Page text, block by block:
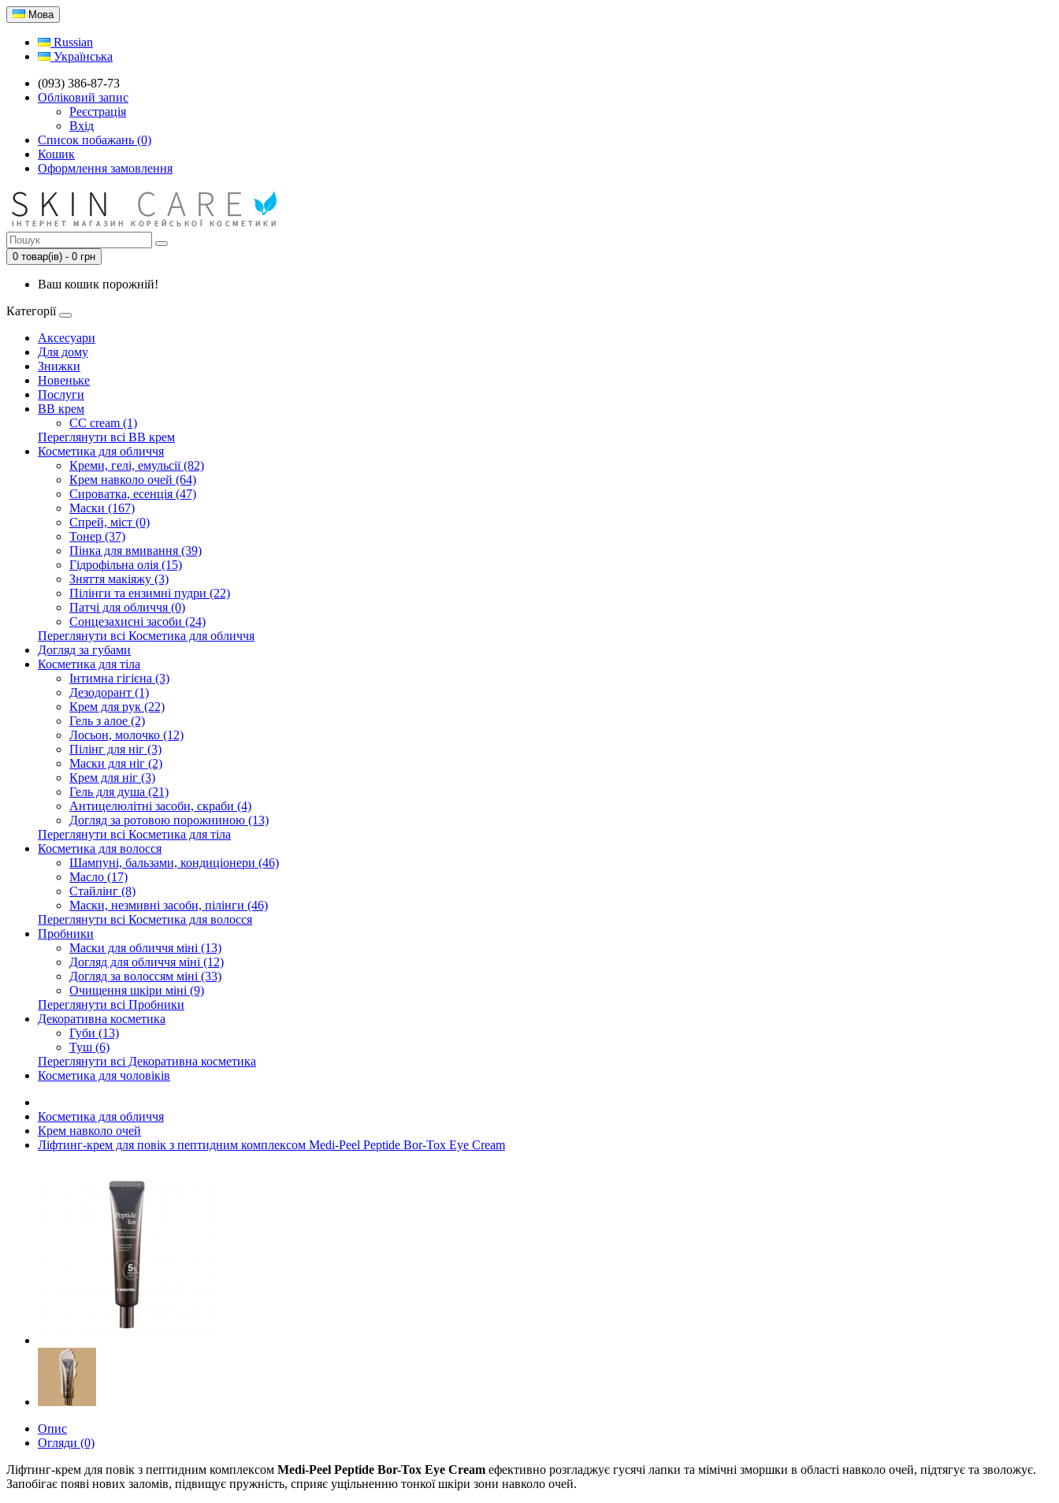
Мова
Russian
Українська
(093) 386-87-73
Обліковий запис
Реєстрація
Вхід
Список побажань (0)
Кошик
Оформлення замовлення
0 товар(ів) - 0 грн
Ваш кошик порожній!
Категорії
Аксесуари
Для дому
Знижки
Новеньке
Послуги
BB крем
CC cream (1)
Переглянути всі BB крем
Косметика для обличчя
Креми, гелі, емульсії (82)
Крем навколо очей (64)
Сироватка, есенція (47)
Маски (167)
Спрей, міст (0)
Тонер (37)
Пінка для вмивання (39)
Гідрофільна олія (15)
Зняття макіяжу (3)
Пілінги та ензимні пудри (22)
Патчі для обличчя (0)
Сонцезахисні засоби (24)
Переглянути всі Косметика для обличчя
Догляд за губами
Косметика для тіла
Інтимна гігієна (3)
Дезодорант (1)
Крем для рук (22)
Гель з алое (2)
Лосьон, молочко (12)
Пілінг для ніг (3)
Маски для ніг (2)
Крем для ніг (3)
Гель для душа (21)
Антицелюлітні засоби, скраби (4)
Догляд за ротовою порожниною (13)
Переглянути всі Косметика для тіла
Косметика для волосся
Шампуні, бальзами, кондиціонери (46)
Масло (17)
Стайлінг (8)
Маски, незмивні засоби, пілінги (46)
Переглянути всі Косметика для волосся
Пробники
Маски для обличчя міні (13)
Догляд для обличчя міні (12)
Догляд за волоссям міні (33)
Очищення шкіри міні (9)
Переглянути всі Пробники
Декоративна косметика
Губи (13)
Туш (6)
Переглянути всі Декоративна косметика
Косметика для чоловіків
Косметика для обличчя
Крем навколо очей
Ліфтинг-крем для повік з пептидним комплексом Medi-Peel Peptide Bor-Tox Eye Cream
Опис
Огляди (0)
Ліфтинг-крем для повік з пептидним комплексом Medi-Peel Peptide Bor-Tox Eye Cream ефективно розгладжує гусячі лапки та мімічні зморшки в області навколо очей, підтягує та зволожує.
Запобігає появі нових заломів, підвищує пружність, сприяє ущільненню тонкої шкіри зони навколо очей.